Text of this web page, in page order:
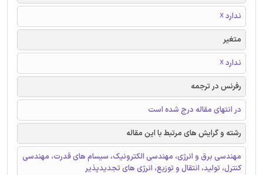
ندارد ☓
متغیر
ندارد ☓
رفرنس در ترجمه
در انتهای مقاله درج شده است
رشته و گرایش های مرتبط با این مقاله
مهندسی برق و انرژی، مهندسی الکترونیک، سیسام های قدرت، مهندسی
کنترل، تولید، انتقال و توزیع، انرژی های تجدیدپذیر